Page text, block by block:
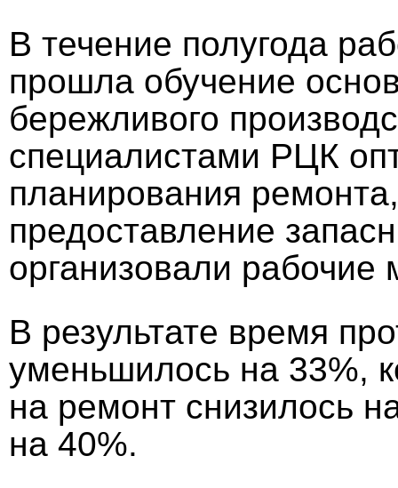
В течение полугода
прошла обучение
бережливого
специалистами РЦК
планирования
предоставление
организовали рабочие
В результате время
уменьшилось на 33%,
на ремонт снизилось
на 40%.